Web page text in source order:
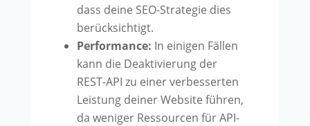
dass deine SEO-Strategie dies
berücksichtigt.
Performance: In einigen Fällen
kann die Deaktivierung der
REST-API zu einer verbesserten
Leistung deiner Website führen,
da weniger Ressourcen für API-